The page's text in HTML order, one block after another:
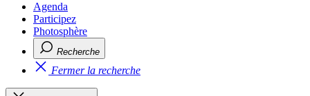
Agenda
Participez
Photosphère
Recherche
Fermer la recherche